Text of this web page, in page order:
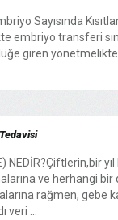
Sayısında
embriyo transferi
giren
NEDİR?Çiftlerin,bir
ve herhangi bir
rağmen, gebe
veri ...